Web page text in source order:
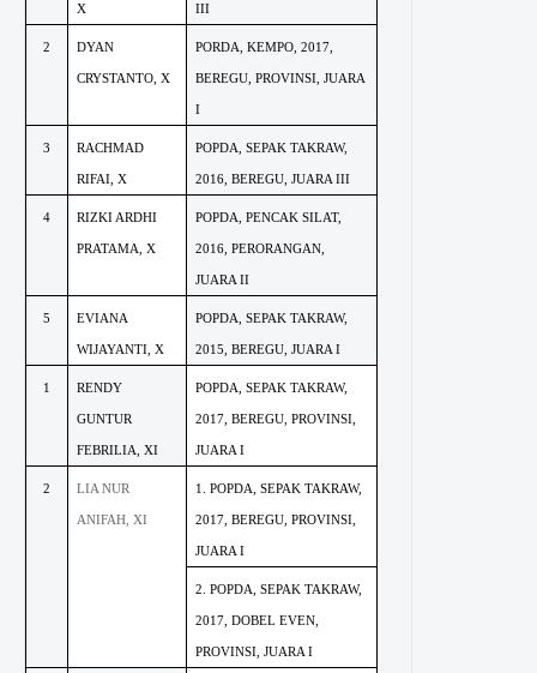
X III
2 DYAN
CRYSTANTO, X
PORDA, KEMPO, 2017,
BEREGU, PROVINSI, JUARA
I
3 RACHMAD
RIFAI, X
POPDA, SEPAK TAKRAW,
2016, BEREGU, JUARA III
4 RIZKI ARDHI
PRATAMA, X
POPDA, PENCAK SILAT,
2016, PERORANGAN,
JUARA II
5 EVIANA
WIJAYANTI, X
POPDA, SEPAK TAKRAW,
2015, BEREGU, JUARA I
1 RENDY
GUNTUR
FEBRILIA, XI
POPDA, SEPAK TAKRAW,
2017, BEREGU, PROVINSI,
JUARA I
2 LIA NUR
ANIFAH, XI
1. POPDA, SEPAK TAKRAW,
2017, BEREGU, PROVINSI,
JUARA I
2. POPDA, SEPAK TAKRAW,
2017, DOBEL EVEN,
PROVINSI, JUARA I